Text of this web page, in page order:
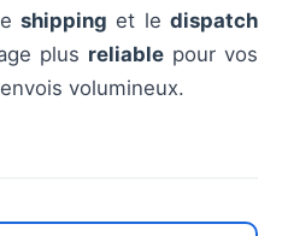
shipping et ledispatch
plus reliablepour vos
volumineux.